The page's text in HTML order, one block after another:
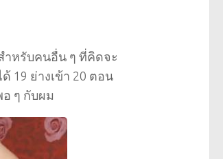
หรับคนอื่น ๆ ที่คิดจะ
19 ย่างเข้า 20 ตอน
ๆ กับผม